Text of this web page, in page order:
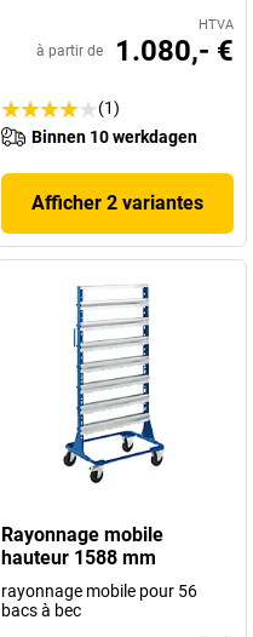
HTVA
à partir de 1.080,- €
(1)
Binnen 10 werkdagen
Afficher 2 variantes
Rayonnage mobile
hauteur 1588 mm
rayonnage mobile pour 56
bacs à bec